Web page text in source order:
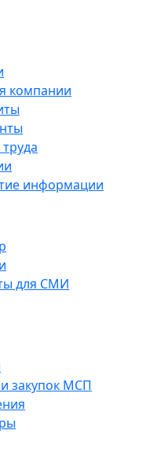
компании
информации
для СМИ
закупок МСП